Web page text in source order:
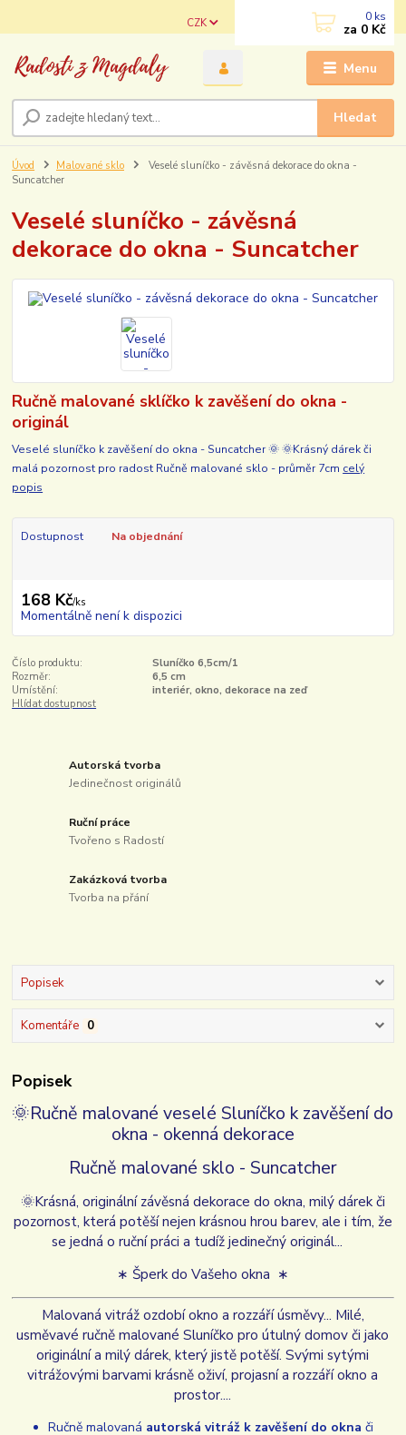
Menu
CZK
Hledat
0 ks
za 0 Kč
Úvod Malované sklo
Veselé sluníčko - závěsná dekorace do okna -
Suncatcher
Veselé sluníčko - závěsná
dekorace do okna - Suncatcher
Ručně malované sklíčko k zavěšení do okna -
originál
Veselé sluníčko k zavěšení do okna - Suncatcher 🌞 🌞Krásný dárek či
malá pozornost pro radost Ručně malované sklo - průměr 7cm celý
popis
Dostupnost Na objednání
168 Kč/ks
Momentálně není k dispozici
Číslo produktu:
Sluníčko 6,5cm/1
Rozměr:
6,5 cm
Umístění:
interiér, okno, dekorace na zeď
Hlídat dostupnost
Autorská tvorba
Jedinečnost originálů
Ruční práce
Tvořeno s Radostí
Zakázková tvorba
Tvorba na přání
Popisek
Komentáře 0
Popisek
🌞Ručně malované veselé Sluníčko k zavěšení do
okna - okenná dekorace
Ručně malované sklo - Suncatcher
🌞Krásná, originální závěsná dekorace do okna, milý dárek či
pozornost, která potěší nejen krásnou hrou barev, ale i tím, že
se jedná o ruční práci a tudíž jedinečný originál...
∗ Šperk do Vašeho okna ∗
Malovaná vitráž ozdobí okno a rozzáří úsměvy... Milé,
usměvavé ručně malované Sluníčko pro útulný domov či jako
originální a milý dárek, který jistě potěší. Svými sytými
vitrážovými barvami krásně oživí, projasní a rozzáří okno a
prostor....
Ručně malovaná autorská vitráž k zavěšení do okna či